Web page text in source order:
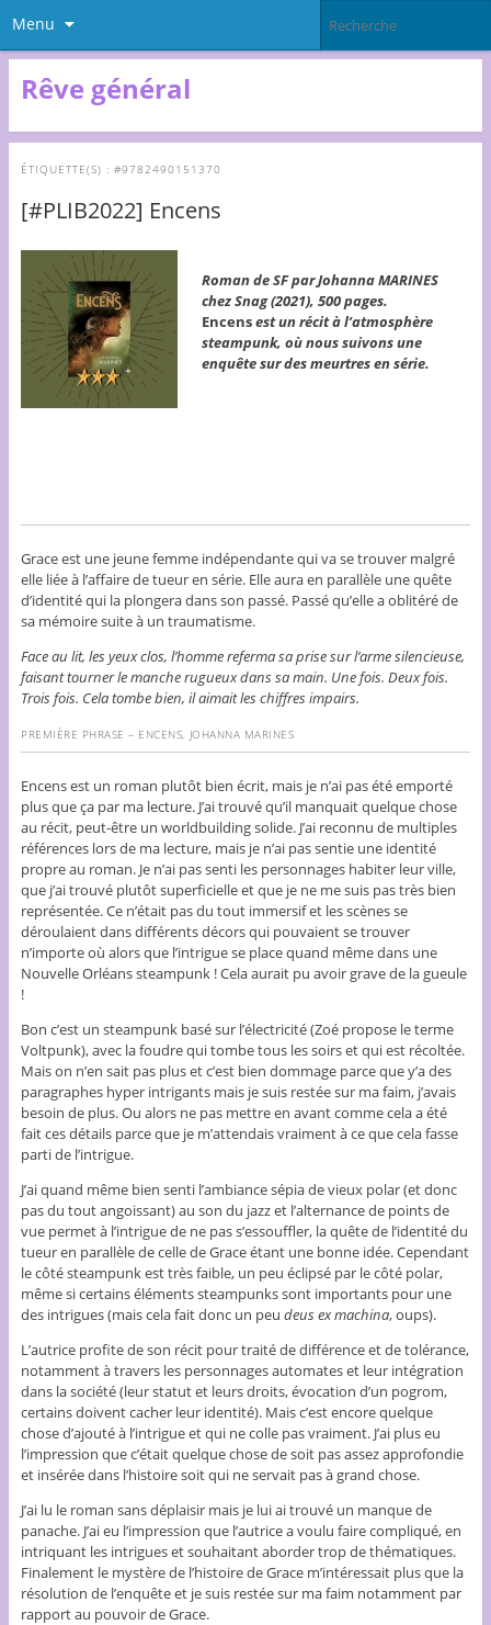
Menu
Rêve général
ÉTIQUETTE(S) : #9782490151370
[#PLIB2022] Encens
Roman de SF par Johanna MARINES
chez Snag (2021), 500 pages.
Encensest un récit à l’atmosphère
steampunk, où nous suivons une
enquête sur des meurtres en série.
Grace est une jeune femme indépendante qui va se trouver malgré
elle liée à l’affaire de tueur en série. Elle aura en parallèle une quête
d’identité qui la plongera dans son passé. Passé qu’elle a oblitéré de
sa mémoire suite à un traumatisme.
Face au lit, les yeux clos, l’homme referma sa prise sur l’arme silencieuse,
faisant tourner le manche rugueux dans sa main. Une fois. Deux fois.
Trois fois. Cela tombe bien, il aimait les chiffres impairs.
PREMIÈRE PHRASE – ENCENS, JOHANNA MARINES
Encens est un roman plutôt bien écrit, mais je n’ai pas été emporté
plus que ça par ma lecture. J’ai trouvé qu’il manquait quelque chose
au récit, peut-être un worldbuilding solide. J’ai reconnu de multiples
références lors de ma lecture, mais je n’ai pas sentie une identité
propre au roman. Je n’ai pas senti les personnages habiter leur ville,
que j’ai trouvé plutôt superficielle et que je ne me suis pas très bien
représentée. Ce n’était pas du tout immersif et les scènes se
déroulaient dans différents décors qui pouvaient se trouver
n’importe où alors que l’intrigue se place quand même dans une
Nouvelle Orléans steampunk ! Cela aurait pu avoir grave de la gueule
!
Bon c’est un steampunk basé sur l’électricité (Zoé propose le terme
Voltpunk), avec la foudre qui tombe tous les soirs et qui est récoltée.
Mais on n’en sait pas plus et c’est bien dommage parce que y’a des
paragraphes hyper intrigants mais je suis restée sur ma faim, j’avais
besoin de plus. Ou alors ne pas mettre en avant comme cela a été
fait ces détails parce que je m’attendais vraiment à ce que cela fasse
parti de l’intrigue.
J’ai quand même bien senti l’ambiance sépia de vieux polar (et donc
pas du tout angoissant) au son du jazz et l’alternance de points de
vue permet à l’intrigue de ne pas s’essouffler, la quête de l’identité du
tueur en parallèle de celle de Grace étant une bonne idée. Cependant
le côté steampunk est très faible, un peu éclipsé par le côté polar,
même si certains éléments steampunks sont importants pour une
des intrigues (mais cela fait donc un peu deus ex machina, oups).
L’autrice profite de son récit pour traité de différence et de tolérance,
notamment à travers les personnages automates et leur intégration
dans la société (leur statut et leurs droits, évocation d’un pogrom,
certains doivent cacher leur identité). Mais c’est encore quelque
chose d’ajouté à l’intrigue et qui ne colle pas vraiment. J’ai plus eu
l’impression que c’était quelque chose de soit pas assez approfondie
et insérée dans l’histoire soit qui ne servait pas à grand chose.
J’ai lu le roman sans déplaisir mais je lui ai trouvé un manque de
panache. J’ai eu l’impression que l’autrice a voulu faire compliqué, en
intriquant les intrigues et souhaitant aborder trop de thématiques.
Finalement le mystère de l’histoire de Grace m’intéressait plus que la
résolution de l’enquête et je suis restée sur ma faim notamment par
rapport au pouvoir de Grace.